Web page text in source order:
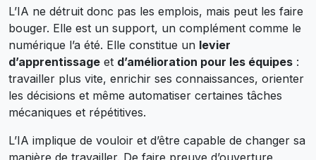
L’IA ne détruit donc pas les emplois, mais peut les faire
bouger. Elle est un support, un complément comme le
numérique l’a été. Elle constitue un levier
d’apprentissage et d’amélioration pour les équipes :
travailler plus vite, enrichir ses connaissances, orienter
les décisions et même automatiser certaines tâches
mécaniques et répétitives.
L’IA implique de vouloir et d’être capable de changer sa
manière de travailler. De faire preuve d’ouverture